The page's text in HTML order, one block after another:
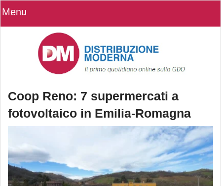
Menu
Coop Reno: 7 supermercati a
fotovoltaico in Emilia-Romagna